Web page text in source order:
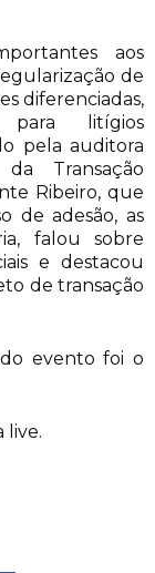
aos
de
diferenciadas,
litígios
pela auditora
Transação
Ribeiro, que
de adesão, as
falou sobre
e destacou
de transação
evento foi o
live.